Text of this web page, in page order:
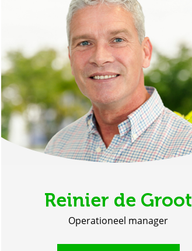
Reinier de Groot
Operationeel manager